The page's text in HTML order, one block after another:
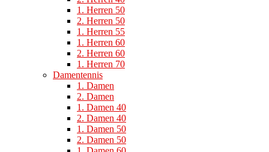
1. Herren 50
2. Herren 50
1. Herren 55
1. Herren 60
2. Herren 60
1. Herren 70
Damentennis
1. Damen
2. Damen
1. Damen 40
2. Damen 40
1. Damen 50
2. Damen 50